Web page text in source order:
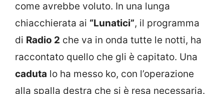
come avrebbe voluto. In una lunga
chiacchierata ai “Lunatici”, il programma
di Radio 2 che va in onda tutte le notti, ha
raccontato quello che gli è capitato. Una
caduta lo ha messo ko, con l’operazione
alla spalla destra che si è resa necessaria.